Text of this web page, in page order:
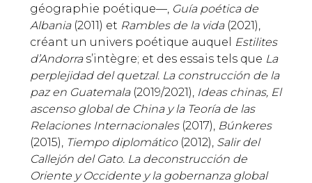
géographie poétique—, Guía poética de
Albania(2011) et Rambles de la vida(2021),
créant un univers poétique auquel
Estilites
d’Andorra s’intègre; et des essais tels que La
perplejidad del quetzal. La construcción de la
paz en Guatemala (2019/2021), Ideas chinas, El
ascenso global de China y la Teoría de las
Relaciones Internacionales(2017), Búnkeres
(2015), Tiempo diplomático(2012), Salir del
Callejón del Gato. La deconstrucción de
Oriente y Occidente y la gobernanza global